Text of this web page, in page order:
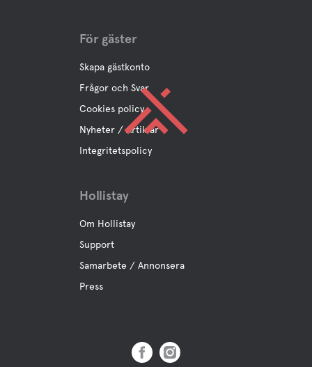
För gäster
Skapa gästkonto
Frågor och Svar
Cookies policy
Nyheter / Artiklar
Integritetspolicy
Hollistay
Om Hollistay
Support
Samarbete / Annonsera
Press